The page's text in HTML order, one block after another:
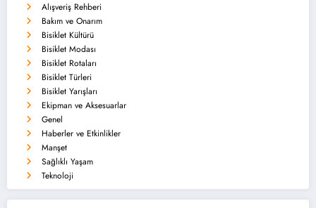
Alışveriş Rehberi
Bakım ve Onarım
Bisiklet Kültürü
Bisiklet Modası
Bisiklet Rotaları
Bisiklet Türleri
Bisiklet Yarışları
Ekipman ve Aksesuarlar
Genel
Haberler ve Etkinlikler
Manşet
Sağlıklı Yaşam
Teknoloji